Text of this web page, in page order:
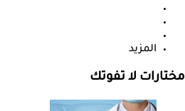
المزيد
مختارات لا تفوتك